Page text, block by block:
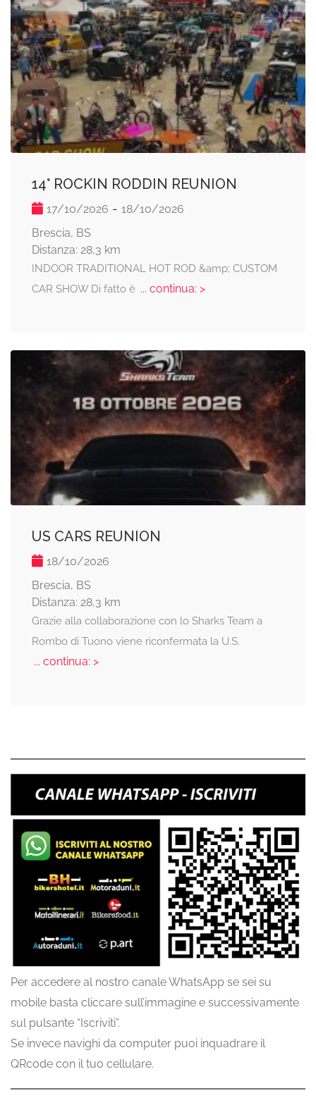
14° ROCKIN RODDIN REUNION
17/10/2026 - 18/10/2026
Brescia, BS
Distanza: 28,3 km
INDOOR TRADITIONAL HOT ROD &amp; CUSTOM
CAR SHOW Di fatto è... continua: >
US CARS REUNION
18/10/2026
Brescia, BS
Distanza: 28,3 km
Grazie alla collaborazione con lo Sharks Team a
Rombo di Tuono viene riconfermata la U.S.
... continua: >
Per accedere al nostro canale WhatsApp se sei su
mobile basta cliccare sull’immagine e successivamente
sul pulsante “Iscriviti”.
Se invece navighi da computer puoi inquadrare il
QRcode con il tuo cellulare.